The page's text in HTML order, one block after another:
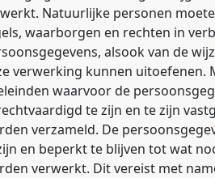
Natuurlijke personen
waarborgen en rechten in
alsook van de
verwerking kunnen uitoefenen.
waarvoor de
te zijn en te zijn
verzameld. De
en beperkt te blijven tot wat
verwerkt. Dit vereist met